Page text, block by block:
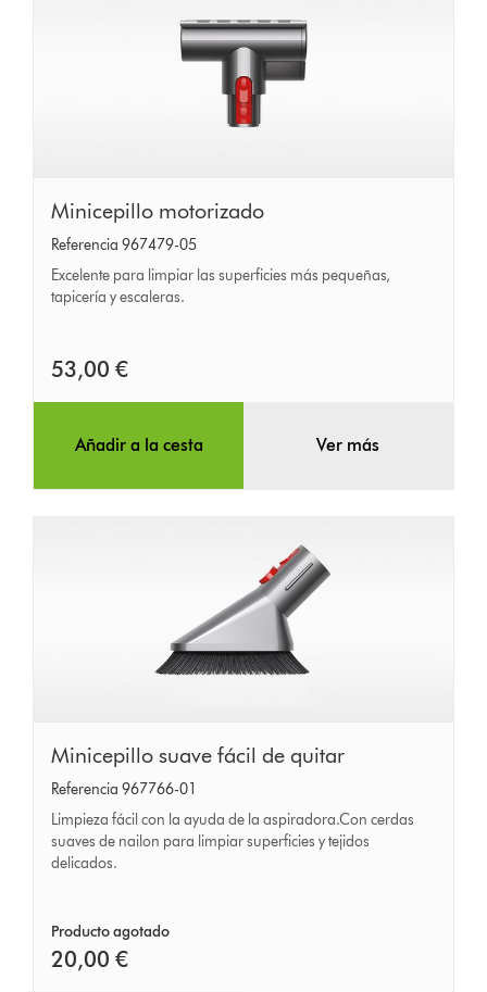
Minicepillo
motorizado
Minicepillo motorizado
Referencia 967479-05
Excelente para limpiar las superficies más pequeñas,
tapicería y escaleras.
53,00 €
Añadir a la cesta Ver más
Minicepillo
suave
fácil
de
quitar
Minicepillo suave fácil de quitar
Referencia 967766-01
Limpieza fácil con la ayuda de la aspiradora.Con cerdas
suaves de nailon para limpiar superficies y tejidos
delicados.
Producto agotado
20,00 €